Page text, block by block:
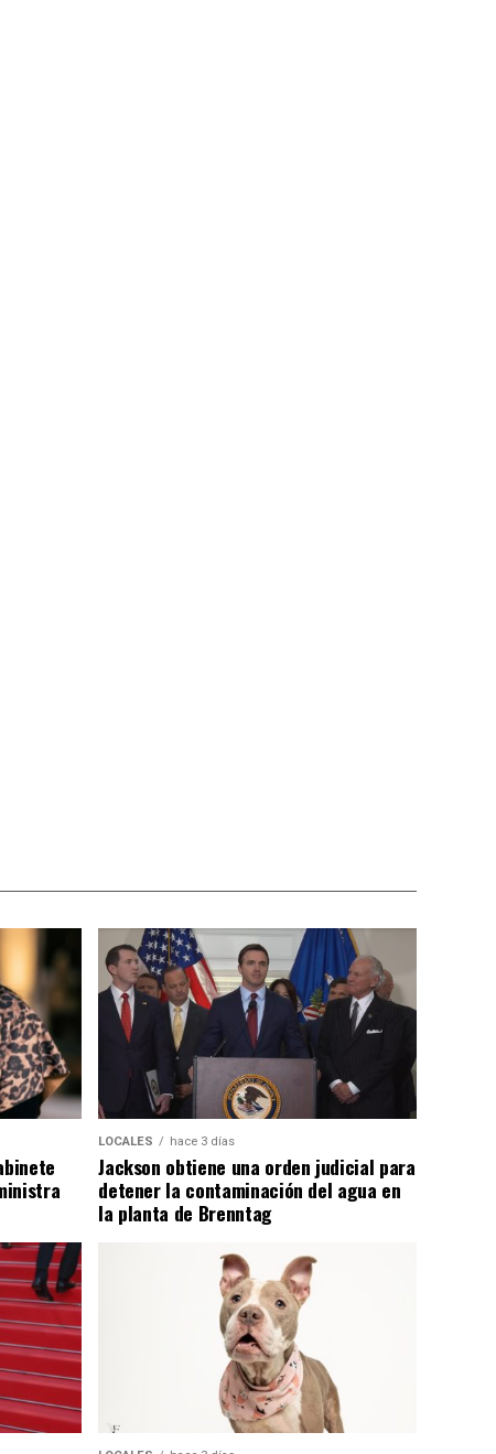
LOCALES hace 3 días
Jackson obtiene una orden judicial para
detener la contaminación del agua en
la planta de Brenntag